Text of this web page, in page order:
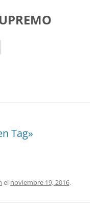
Tag»
el noviembre 19, 2016.